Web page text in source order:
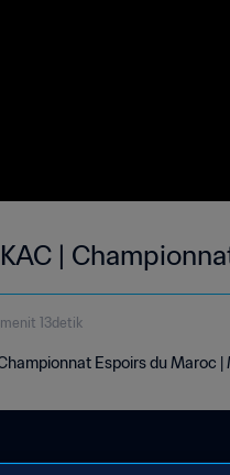
|
13detik
Espoirs du Maroc